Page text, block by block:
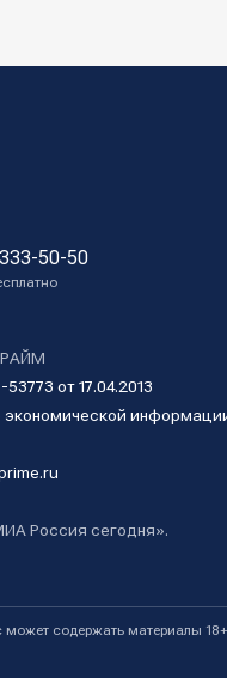
50-50
от 17.04.2013
экономической
Россия сегодня».
может содержать материалы 18+